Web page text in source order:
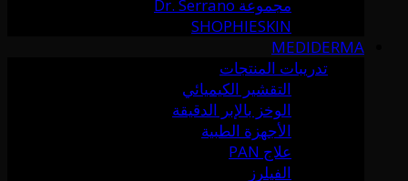
مجموعة Dr. Serrano
SHOPHIESKIN
MEDIDERMA
تدريبات المنتجات
التقشير الكيميائي
الوخز بالإبر الدقيقة
الأجهزة الطبية
علاج PAN
الفيلرز